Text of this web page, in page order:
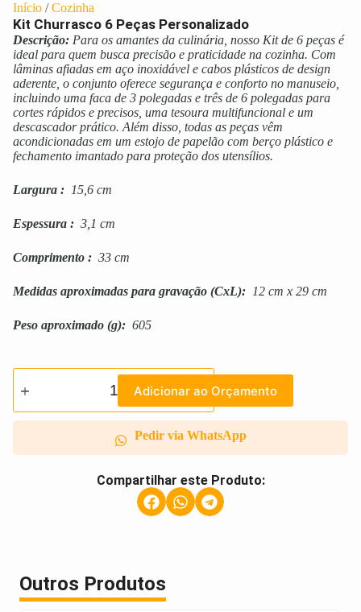
Início /Cozinha
Kit Churrasco 6 Peças Personalizado
Descrição: Para os amantes da culinária, nosso Kit de 6 peças é
ideal para quem busca precisão e praticidade na cozinha. Com
lâminas afiadas em aço inoxidável e cabos plásticos de design
aderente, o conjunto oferece segurança e conforto no manuseio,
incluindo uma faca de 3 polegadas e três de 6 polegadas para
cortes rápidos e precisos, uma tesoura multifuncional e um
descascador prático. Além disso, todas as peças vêm
acondicionadas em um estojo de papelão com berço plástico e
fechamento imantado para proteção dos utensílios.
Largura : 15,6 cm
Espessura : 3,1 cm
Comprimento : 33 cm
Medidas aproximadas para gravação (CxL): 12 cm x 29 cm
Peso aproximado (g): 605
Adicionar ao Orçamento
Pedir via WhatsApp
Compartilhar este Produto:
Outros Produtos